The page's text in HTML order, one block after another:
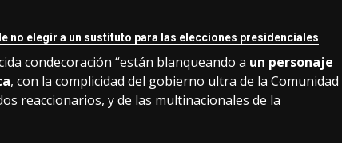
no elegir a un sustituto para las elecciones presidenciales
condecoración “están blanqueando a un personaje
, con la complicidad del gobierno ultra de la Comunidad
reaccionarios, y de las multinacionales de la